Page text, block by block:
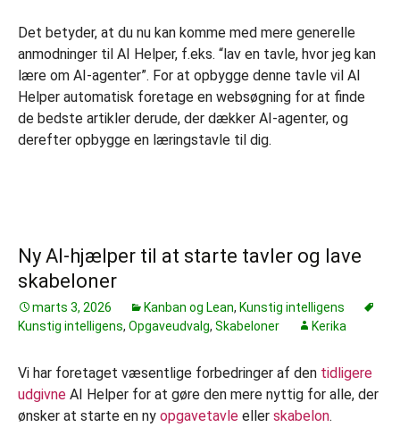
Det betyder, at du nu kan komme med mere generelle
anmodninger til AI Helper, f.eks. “lav en tavle, hvor jeg kan
lære om AI-agenter”. For at opbygge denne tavle vil AI
Helper automatisk foretage en websøgning for at finde
de bedste artikler derude, der dækker AI-agenter, og
derefter opbygge en læringstavle til dig.
Ny AI-hjælper til at starte tavler og lave
skabeloner
marts 3, 2026 Kanban og Lean, Kunstig intelligens
Kunstig intelligens, Opgaveudvalg, Skabeloner Kerika
Vi har foretaget væsentlige forbedringer af den tidligere
udgivne AI Helper for at gøre den mere nyttig for alle, der
ønsker at starte en ny opgavetavle eller skabelon.